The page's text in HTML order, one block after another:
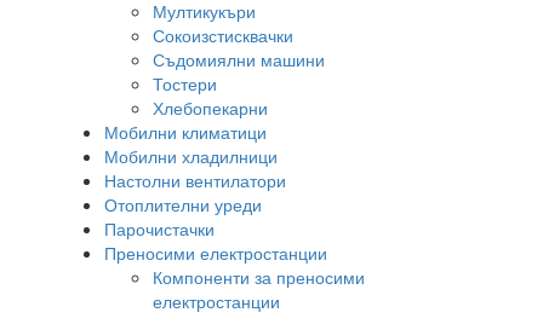
Мултикукъри
Сокоизстисквачки
Съдомиялни машини
Тостери
Хлебопекарни
Мобилни климатици
Мобилни хладилници
Настолни вентилатори
Отоплителни уреди
Парочистачки
Преносими електростанции
Компоненти за преносими
електростанции